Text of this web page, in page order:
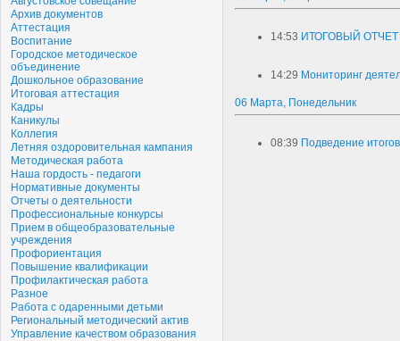
Архив документов
Аттестация
Воспитание
Городское методическое
объединение
Дошкольное образование
Итоговая аттестация
Кадры
Каникулы
Коллегия
Летняя оздоровительная кампания
Методическая работа
Наша гордость - педагоги
Нормативные документы
Отчеты о деятельности
Профессиональные конкурсы
Прием в общеобразовательные
учреждения
Профориентация
Повышение квалификации
Профилактическая работа
Разное
Работа с одаренными детьми
Региональный методический актив
Управление качеством образования
14:53 ИТОГОВЫЙ ОТЧЕТ
14:29 Мониторинг
06 Марта, Понедельник
08:39 Подведение